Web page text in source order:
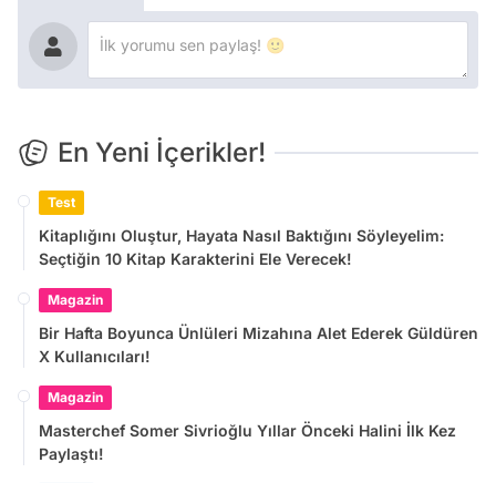
En Yeni İçerikler!
Test
Kitaplığını Oluştur, Hayata Nasıl Baktığını Söyleyelim:
Seçtiğin 10 Kitap Karakterini Ele Verecek!
Magazin
Bir Hafta Boyunca Ünlüleri Mizahına Alet Ederek Güldüren
X Kullanıcıları!
Magazin
Masterchef Somer Sivrioğlu Yıllar Önceki Halini İlk Kez
Paylaştı!